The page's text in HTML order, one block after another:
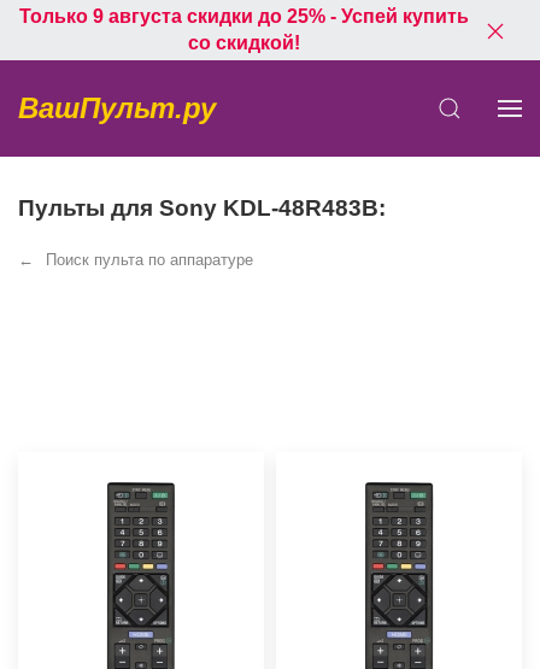
Только 9 августа скидки до 25% - Успей купить
со скидкой!
ВашПульт.ру
Пульты для Sony KDL-48R483B:
Поиск пульта по аппаратуре